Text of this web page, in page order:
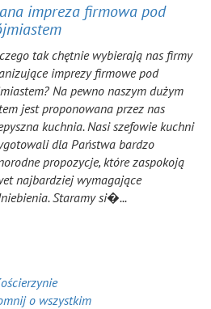
impreza firmowa pod
tak chętnie wybierają nas firmy
imprezy firmowe pod
Na pewno naszym dużym
jest proponowana przez nas
kuchnia. Nasi szefowie kuchni
dla Państwa bardzo
propozycje, które zaspokoją
najbardziej wymagające
Staramy si�...
o wszystkim